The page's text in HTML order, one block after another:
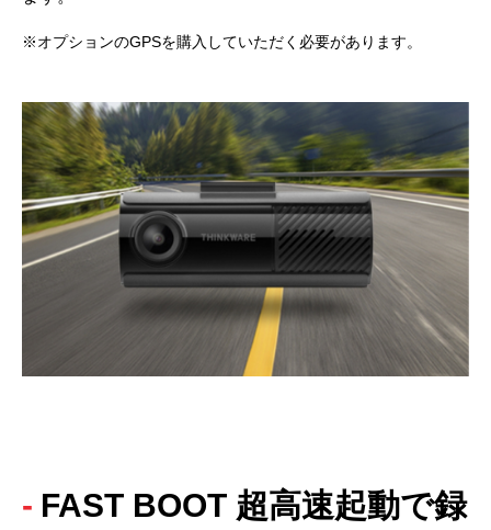
※オプションのGPSを購入していただく必要があります。
FAST BOOT 超高速起動で録